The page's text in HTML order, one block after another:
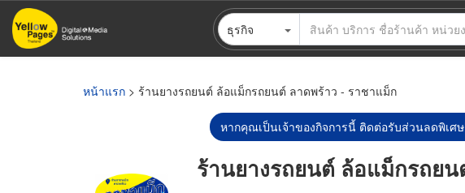
ข้าม
ไป
ธุรกิจ
หน้าแรก > ร้านยางรถยนต์ ล้อแม็กรถยนต์ ลาดพร้าว - ราชาแม็ก
หากคุณเป็นเจ้าของกิจการนี้ ติดต่อรับส่วนลดพิเศษ
ร้านยางรถยนต์ ล้อแม็กรถย